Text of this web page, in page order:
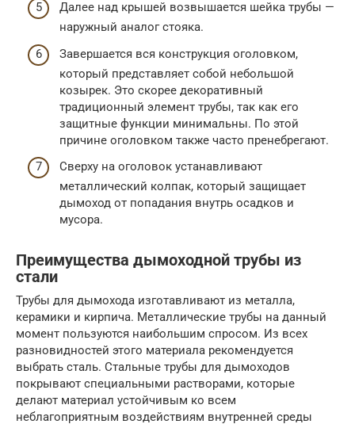
Далее над крышей возвышается шейка трубы —
наружный аналог стояка.
Завершается вся конструкция оголовком,
который представляет собой небольшой
козырек. Это скорее декоративный
традиционный элемент трубы, так как его
защитные функции минимальны. По этой
причине оголовком также часто пренебрегают.
Сверху на оголовок устанавливают
металлический колпак, который защищает
дымоход от попадания внутрь осадков и
мусора.
Преимущества дымоходной трубы из
стали
Трубы для дымохода изготавливают из металла,
керамики и кирпича. Металлические трубы на данный
момент пользуются наибольшим спросом. Из всех
разновидностей этого материала рекомендуется
выбрать сталь. Стальные трубы для дымоходов
покрывают специальными растворами, которые
делают материал устойчивым ко всем
неблагоприятным воздействиям внутренней среды